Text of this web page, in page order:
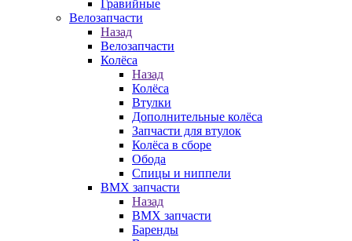
Гравийные
Велозапчасти
Назад
Велозапчасти
Колёса
Назад
Колёса
Втулки
Дополнительные колёса
Запчасти для втулок
Колёса в сборе
Обода
Спицы и ниппели
BMX запчасти
Назад
BMX запчасти
Баренды